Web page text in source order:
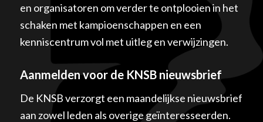
en organisatoren om verder te ontplooien in het
schaken met kampioenschappen en een
kenniscentrum vol met uitleg en verwijzingen.
Aanmelden voor de KNSB nieuwsbrief
De KNSB verzorgt een maandelijkse nieuwsbrief
aan zowel leden als overige geïnteresseerden.